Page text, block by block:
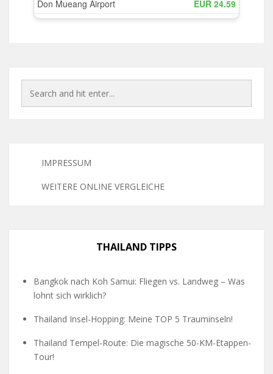
IMPRESSUM
WEITERE ONLINE VERGLEICHE
THAILAND TIPPS
Bangkok nach Koh Samui: Fliegen vs. Landweg – Was
lohnt sich wirklich?
Thailand Insel-Hopping: Meine TOP 5 Trauminseln!
Thailand Tempel-Route: Die magische 50-KM-Etappen-
Tour!